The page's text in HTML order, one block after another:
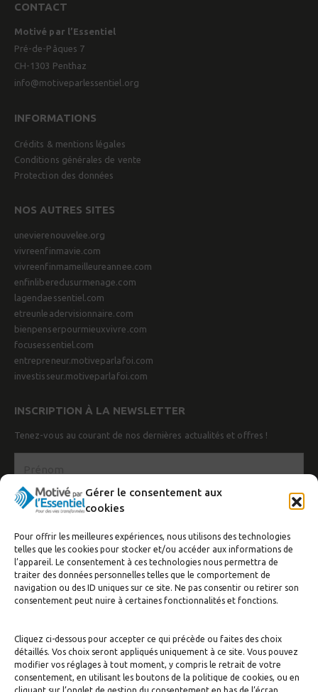
Gérer le consentement aux
cookies
Pour offrir les meilleures expériences, nous utilisons des technologies
telles que les cookies pour stocker et/ou accéder aux informations de
l’appareil. Le consentement à ces technologies nous permettra de
traiter des données personnelles telles que le comportement de
navigation ou des ID uniques sur ce site. Ne pas consentir ou retirer son
consentement peut nuire à certaines fonctionnalités et fonctions.
Cliquez ci-dessous pour accepter ce qui précède ou faites des choix
détaillés. Vos choix seront appliqués uniquement à ce site. Vous pouvez
modifier vos réglages à tout moment, y compris le retrait de votre
consentement, en utilisant les boutons de la politique de cookies, ou en
CONTACT
Motivé par l’Essentiel
Pré-de-Pâques 7
CH-1303 Penthaz
info@motiveparlessentiel.org
INFORMATIONS
Crédits & mentions légales
Conditions générales de vente
Protection des données
NOS AUTRES SITES
unevierenouvelee.org
vivreenfinmavie.com
vivreenfinmameilleureannee.com
enfinliberedusurmenage.com
lagendaessentiel.com
etreunleadervisionnaire.com
bienpenserpourmieuxvivre.com
focusessentiel.com
entrepreneur.motiveparlafoi.com
investisseur.motiveparlafoi.com
INSCRIPTION À LA NEWSLETTER
Tenez-vous au courant de nos dernières actualités et offres !
J’accepte de recevoir la newsletter